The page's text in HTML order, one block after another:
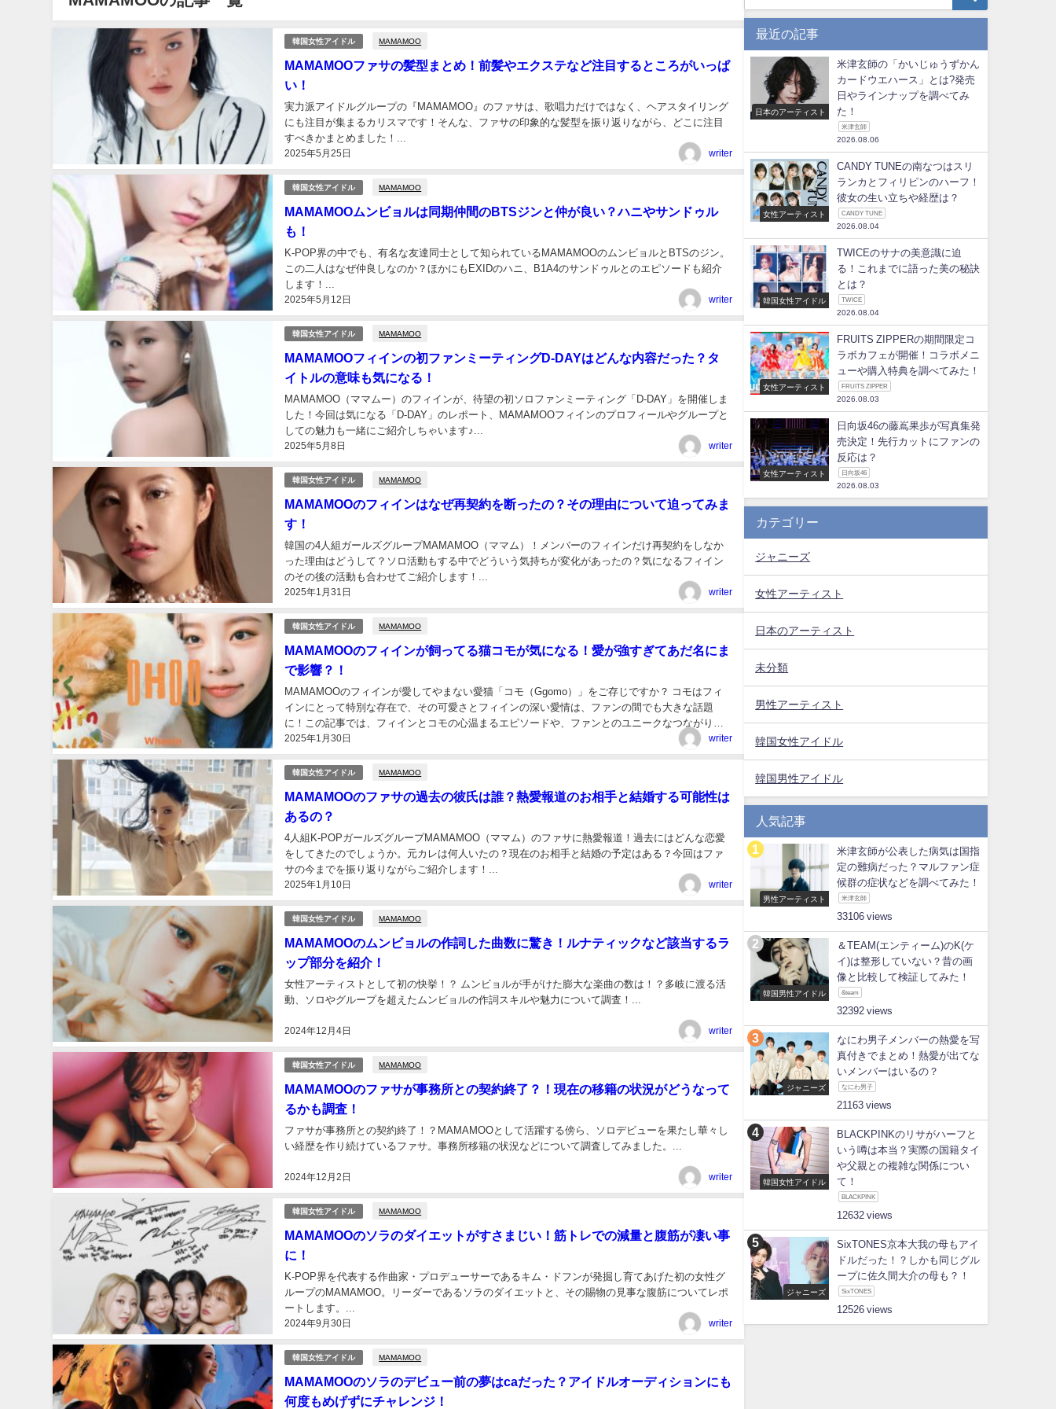
韓国女性アイドル MAMAMOO
MAMAMOOファサの髪型まとめ！前髪やエクステなど注目するところがいっぱ
い！
2025年5月25日
実力派アイドルグループの『MAMAMOO』のファサは、歌唱力だけではなく、ヘアスタイリング
にも注目が集まるカリスマです！そんな、ファサの印象的な髪型を振り返りながら、どこに注目
すべきかまとめました！...
writer
韓国女性アイドル MAMAMOO
MAMAMOOムンビョルは同期仲間のBTSジンと仲が良い？ハニやサンドゥル
も！
2025年5月12日
K-POP界の中でも、有名な友達同士として知られているMAMAMOOのムンビョルとBTSのジン。
この二人はなぜ仲良しなのか？ほかにもEXIDのハニ、B1A4のサンドゥルとのエピソードも紹介
します！...
writer
韓国女性アイドル MAMAMOO
MAMAMOOフィインの初ファンミーティングD-DAYはどんな内容だった？タ
イトルの意味も気になる！
2025年5月8日
MAMAMOO（ママムー）のフィインが、待望の初ソロファンミーティング「D-DAY」を開催しま
した！今回は気になる「D-DAY」のレポート、MAMAMOOフィインのプロフィールやグループと
しての魅力も一緒にご紹介しちゃいます♪...
writer
韓国女性アイドル MAMAMOO
MAMAMOOのフィインはなぜ再契約を断ったの？その理由について迫ってみま
す！
2025年1月31日
韓国の4人組ガールズグループMAMAMOO（ママム）！メンバーのフィインだけ再契約をしなか
った理由はどうして？ソロ活動もする中でどういう気持ちが変化があったの？気になるフィイン
のその後の活動も合わせてご紹介します！...
writer
韓国女性アイドル MAMAMOO
MAMAMOOのフィインが飼ってる猫コモが気になる！愛が強すぎてあだ名にま
で影響？！
2025年1月30日
MAMAMOOのフィインが愛してやまない愛猫「コモ（Ggomo）」をご存じですか？ コモはフィ
インにとって特別な存在で、その可愛さとフィインの深い愛情は、ファンの間でも大きな話題
に！この記事では、フィインとコモの心温まるエピソードや、ファンとのユニークなつながりを
たっぷりご紹介します！...
writer
韓国女性アイドル MAMAMOO
MAMAMOOのファサの過去の彼氏は誰？熱愛報道のお相手と結婚する可能性は
あるの？
2025年1月10日
4人組K-POPガールズグループMAMAMOO（ママム）のファサに熱愛報道！過去にはどんな恋愛
をしてきたのでしょうか。元カレは何人いたの？現在のお相手と結婚の予定はある？今回はファ
サの今までを振り返りながらご紹介します！...
writer
韓国女性アイドル MAMAMOO
MAMAMOOのムンビョルの作詞した曲数に驚き！ルナティックなど該当するラ
ップ部分を紹介！
2024年12月4日
女性アーティストとして初の快挙！？ ムンビョルが手がけた膨大な楽曲の数は！？多岐に渡る活
動、ソロやグループを超えたムンビョルの作詞スキルや魅力について調査！...
writer
韓国女性アイドル MAMAMOO
MAMAMOOのファサが事務所との契約終了？！現在の移籍の状況がどうなって
るかも調査！
2024年12月2日
ファサが事務所との契約終了！？MAMAMOOとして活躍する傍ら、ソロデビューを果たし華々し
い経歴を作り続けているファサ。事務所移籍の状況などについて調査してみました。...
writer
韓国女性アイドル MAMAMOO
MAMAMOOのソラのダイエットがすさまじい！筋トレでの減量と腹筋が凄い事
に！
2024年9月30日
K-POP界を代表する作曲家・プロデューサーであるキム・ドフンが発掘し育てあげた初の女性グ
ループのMAMAMOO。リーダーであるソラのダイエットと、その賜物の見事な腹筋についてレポ
ートします。...
writer
韓国女性アイドル MAMAMOO
MAMAMOOのソラのデビュー前の夢はcaだった？アイドルオーディションにも
何度もめげずにチャレンジ！
最近の記事
日本のアーティスト
米津玄師の「かいじゅうずかん
カードウエハース」とは?発売
日やラインナップを調べてみ
た！
米津玄師
2026.08.06
女性アーティスト
CANDY TUNEの南なつはスリ
ランカとフィリピンのハーフ！
彼女の生い立ちや経歴は？
CANDY TUNE
2026.08.04
韓国女性アイドル
TWICEのサナの美意識に迫
る！これまでに語った美の秘訣
とは？
TWICE
2026.08.04
女性アーティスト
FRUITS ZIPPERの期間限定コ
ラボカフェが開催！コラボメニ
ューや購入特典を調べてみた！
FRUITS ZIPPER
2026.08.03
女性アーティスト
日向坂46の藤嶌果歩が写真集発
売決定！先行カットにファンの
反応は？
日向坂46
2026.08.03
カテゴリー
ジャニーズ
女性アーティスト
日本のアーティスト
未分類
男性アーティスト
韓国女性アイドル
韓国男性アイドル
人気記事
男性アーティスト
米津玄師が公表した病気は国指
定の難病だった？マルファン症
候群の症状などを調べてみた！
米津玄師
33106
韓国男性アイドル
＆TEAM(エンティーム)のK(ケ
イ)は整形していない？昔の画
像と比較して検証してみた！
&team
32392
ジャニーズ
なにわ男子メンバーの熱愛を写
真付きでまとめ！熱愛が出てな
いメンバーはいるの？
なにわ男子
21163
韓国女性アイドル
BLACKPINKのリサがハーフと
いう噂は本当？実際の国籍タイ
や父親との複雑な関係につい
て！
BLACKPINK
12632
ジャニーズ
SixTONES京本大我の母もアイ
ドルだった！？しかも同じグル
ープに佐久間大介の母も？！
SixTONES
12526